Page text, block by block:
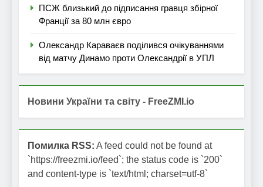
ПСЖ близький до підписання гравця збірної
Франції за 80 млн євро
Олександр Караваєв поділився очікуваннями
від матчу Динамо проти Олександрії в УПЛ
Новини України та світу - FreeZMI.io
Помилка RSS: A feed could not be found at
`https://freezmi.io/feed`; the status code is `200`
and content-type is `text/html; charset=utf-8`